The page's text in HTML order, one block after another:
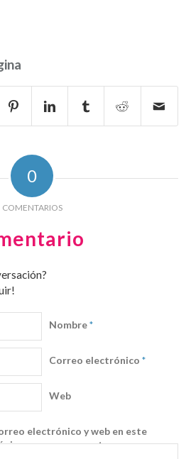
0
COMENTARIOS
Nombre*
Correo electrónico *
Web
electrónico y web en este
vez que comente.